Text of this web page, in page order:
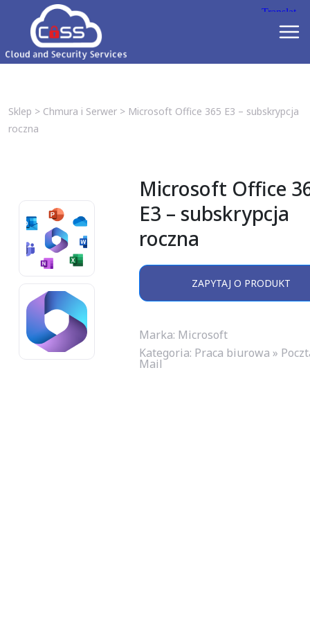
Sklep > Chmura i Serwer> Microsoft Office 365 E3 – subskrypcja
roczna
Microsoft Office
E3 – subskrypcja
roczna
ZAPYTAJ O PRODUKT
Marka: Microsoft
Kategoria: Praca biurowa »
Mail